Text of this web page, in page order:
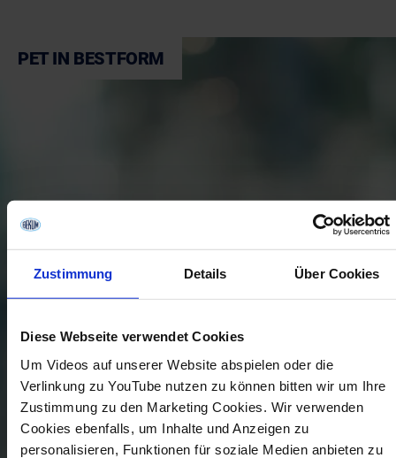
Zustimmung Details Über Cookies
Diese Webseite verwendet Cookies
Um Videos auf unserer Website abspielen oder die
Verlinkung zu YouTube nutzen zu können bitten wir um Ihre
Zustimmung zu den Marketing Cookies. Wir verwenden
Cookies ebenfalls, um Inhalte und Anzeigen zu
personalisieren, Funktionen für soziale Medien anbieten zu
PET IN BESTFORM